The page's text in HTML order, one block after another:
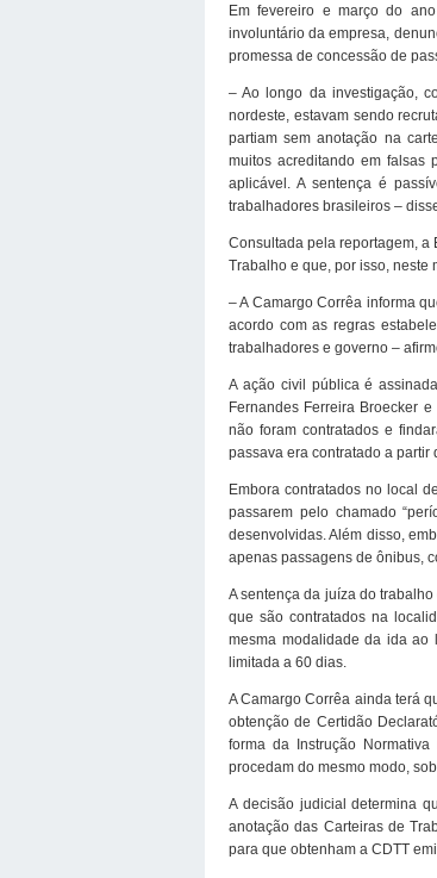
Em fevereiro e março do
involuntário da empresa,
promessa de concessão de
– Ao longo da investigação,
nordeste, estavam sendo
partiam sem anotação na
muitos acreditando em falsas
aplicável. A sentença é
trabalhadores brasileiros –
Consultada pela reportagem, a
Trabalho e que, por isso, neste
– A Camargo Corrêa informa
acordo com as regras
trabalhadores e governo –
A ação civil pública é
Fernandes Ferreira Broecker
não foram contratados e
passava era contratado a partir
Embora contratados no local
passarem pelo chamado
desenvolvidas. Além disso,
apenas passagens de ônibus,
A sentença da juíza do
que são contratados na
mesma modalidade da ida ao
limitada a 60 dias.
A Camargo Corrêa ainda terá
obtenção de Certidão
forma da Instrução
procedam do mesmo modo,
A decisão judicial determina
anotação das Carteiras de
para que obtenham a CDTT